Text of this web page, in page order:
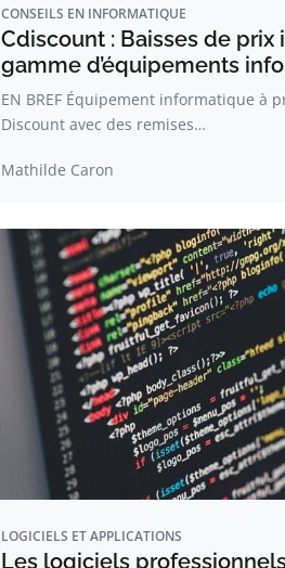
CONSEILS EN INFORMATIQUE
Cdiscount : Baisses de
gamme d’équipements
EN BREF Équipement informatique à
Discount avec des remises…
Mathilde Caron
LOGICIELS ET APPLICATIONS
Les logiciels